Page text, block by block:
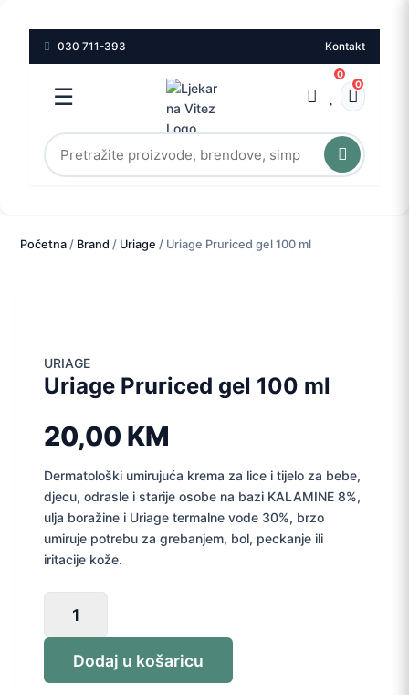
030 711-393 Kontakt
☰
0
0
Početna/ Brand / Uriage / Uriage Pruriced gel 100 ml
URIAGE
Uriage Pruriced gel 100 ml
20,00 KM
Dermatološki umirujuća krema za lice i tijelo za bebe,
djecu, odrasle i starije osobe na bazi KALAMINE 8%,
ulja boražine i Uriage termalne vode 30%, brzo
umiruje potrebu za grebanjem, bol, peckanje ili
iritacije kože.
Pruriced
gel
ml
Dodaj u košaricu